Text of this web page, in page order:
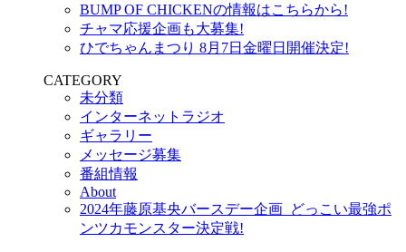
BUMP OF CHICKENの情報はこちらから!
チャマ応援企画も大募集!
ひでちゃんまつり 8月7日金曜日開催決定!
CATEGORY
未分類
インターネットラジオ
ギャラリー
メッセージ募集
番組情報
About
2024年藤原基央バースデー企画_どっこい最強ポ
ンツカモンスター決定戦!